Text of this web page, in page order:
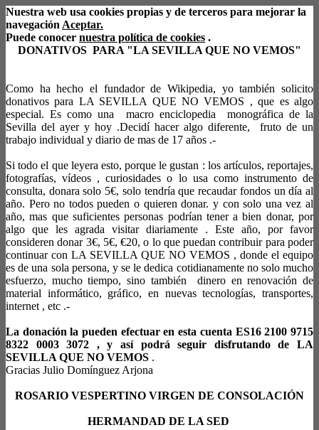
Nuestra web usa cookies propias y de terceros para mejorar la
navegación Aceptar.
Puede conocer nuestra política de cookies .
DONATIVOS PARA "LA SEVILLA QUE NO VEMOS"
Como ha hecho el fundador de Wikipedia, yo también solicito
donativos para LA SEVILLA QUE NO VEMOS , que es algo
especial. Es como una macro enciclopedia monográfica de la
Sevilla del ayer y hoy .Decidí hacer algo diferente, fruto de un
trabajo individual y diario de mas de 17 años .-
Si todo el que leyera esto, porque le gustan : los artículos, reportajes,
fotografías, vídeos , curiosidades o lo usa como instrumento de
consulta, donara solo 5€, solo tendría que recaudar fondos un día al
año. Pero no todos pueden o quieren donar. y con solo una vez al
año, mas que suficientes personas podrían tener a bien donar, por
algo que les agrada visitar diariamente . Este año, por favor
consideren donar 3€, 5€, €20, o lo que puedan contribuir para poder
continuar con LA SEVILLA QUE NO VEMOS , donde el equipo
es de una sola persona, y se le dedica cotidianamente no solo mucho
esfuerzo, mucho tiempo, sino también dinero en renovación de
material informático, gráfico, en nuevas tecnologías, transportes,
internet , etc .-
La donación la pueden efectuar en esta cuenta ES16 2100 9715
8322 0003 3072 , y así podrá seguir disfrutando de LA
SEVILLA QUE NO VEMOS .
Gracias Julio Domínguez Arjona
ROSARIO VESPERTINO VIRGEN DE CONSOLACIÓN
HERMANDAD DE LA SED